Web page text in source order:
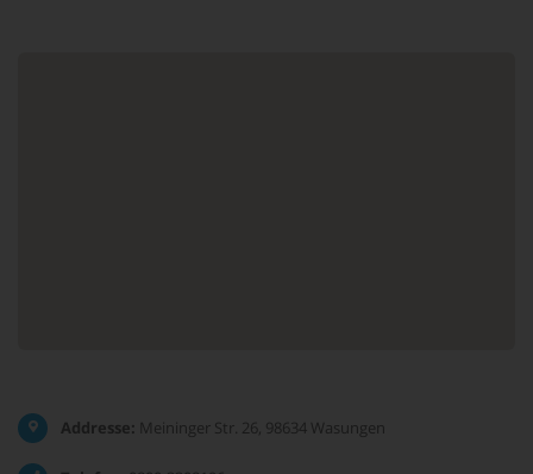
Addresse: Meininger Str. 26, 98634 Wasungen